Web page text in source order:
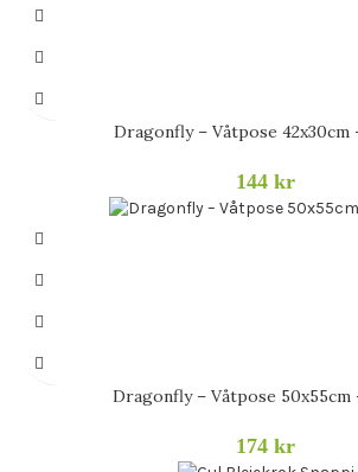
Dragonfly – Våtpose 42x30cm
144 kr
Dragonfly – Våtpose 50x55cm
174 kr